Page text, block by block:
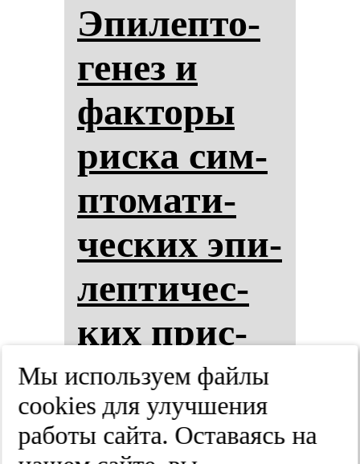
Эпи­леп­то­
ге­нез и
фак­то­ры
рис­ка сим­
пто­ма­ти­
чес­ких эпи­
леп­ти­чес­
ких прис­
ту­пов у
боль­ных с
Мы используем файлы
cооkies для улучшения
работы сайта. Оставаясь на